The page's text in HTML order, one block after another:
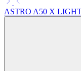
ASTRO A50 X